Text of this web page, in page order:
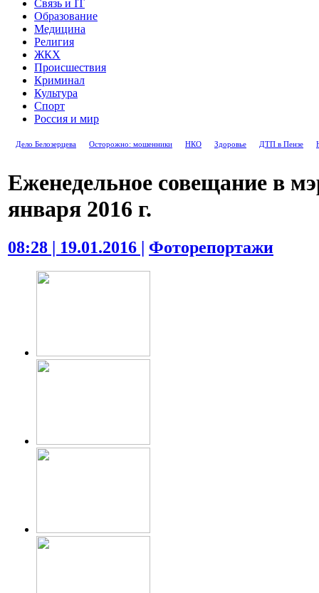
Связь и IT
Образование
Медицина
Религия
ЖКХ
Происшествия
Криминал
Культура
Спорт
Россия и мир
Дело Белозерцева Осторожно: мошенники НКО Здоровье ДТП в Пензе
Еженедельное совещание в
января 2016 г.
08:28 | 19.01.2016 | Фоторепортажи